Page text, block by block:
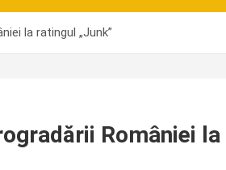
la ratingul „Junk”
României la